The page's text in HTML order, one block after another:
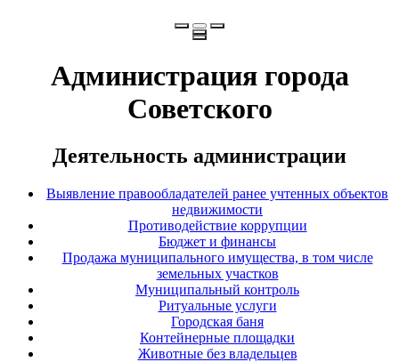
Администрация города
Советского
Деятельность администрации
Выявление правообладателей ранее учтенных объектов
недвижимости
Противодействие коррупции
Бюджет и финансы
Продажа муниципального имущества, в том числе
земельных участков
Муниципальный контроль
Ритуальные услуги
Городская баня
Контейнерные площадки
Животные без владельцев